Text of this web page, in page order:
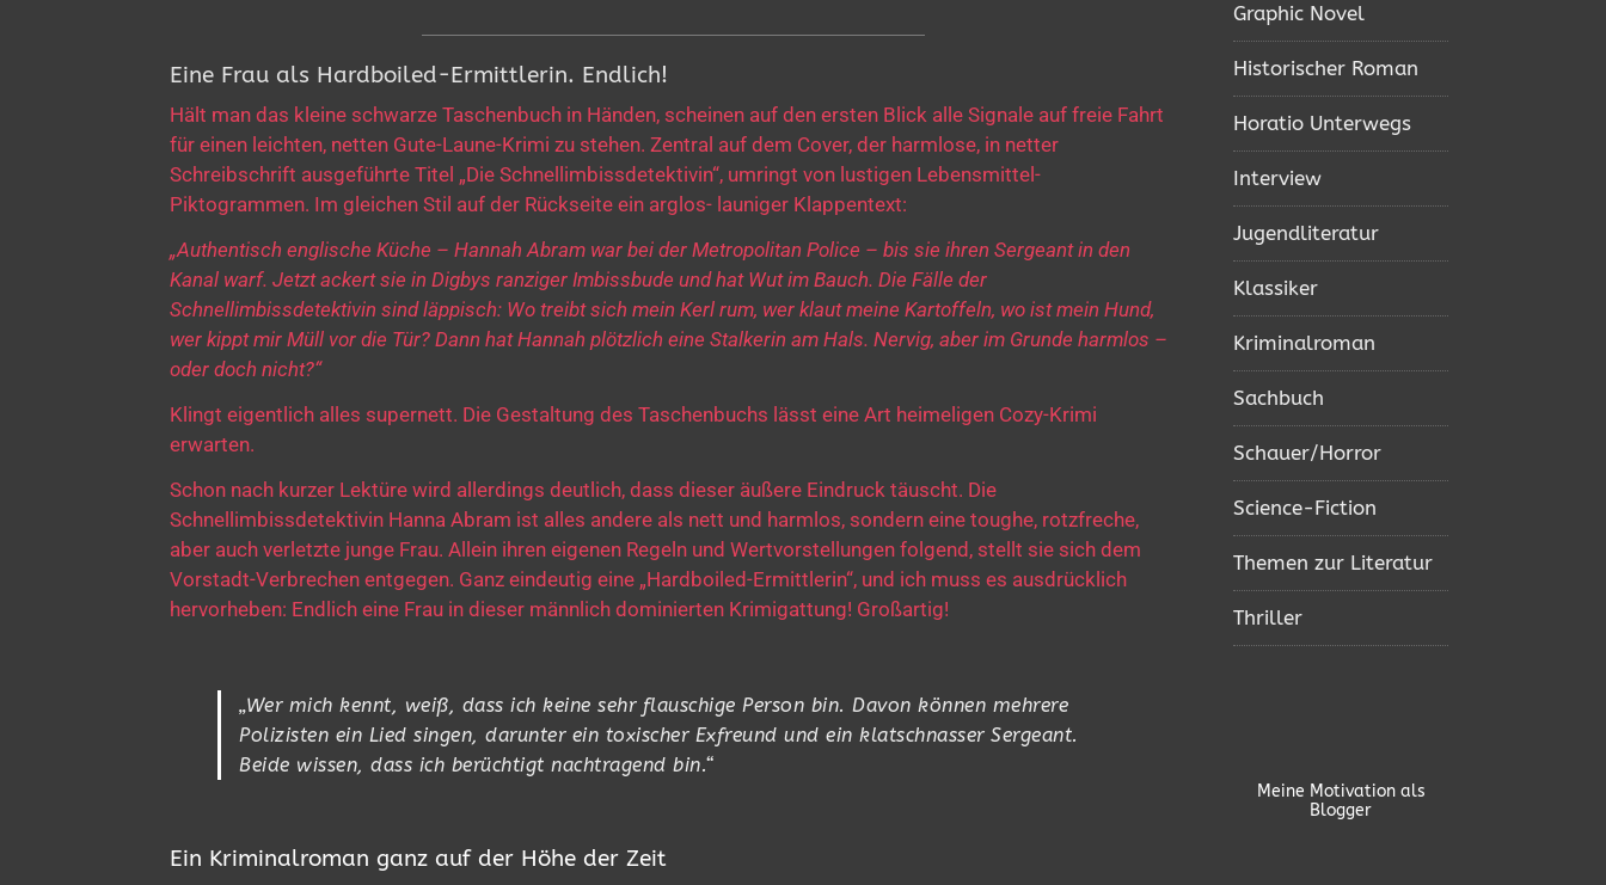
Eine Frau als Hardboiled-Ermittlerin. Endlich!
Hält man das kleine schwarze Taschenbuch in Händen, scheinen auf den ersten Blick alle Signale auf freie Fahrt
für einen leichten, netten Gute-Laune-Krimi zu stehen. Zentral auf dem Cover, der harmlose, in netter
Schreibschrift ausgeführte Titel „Die Schnellimbissdetektivin“, umringt von lustigen Lebensmittel-
Piktogrammen. Im gleichen Stil auf der Rückseite ein arglos- launiger Klappentext:
„Authentisch englische Küche – Hannah Abram war bei der Metropolitan Police – bis sie ihren Sergeant in den
Kanal warf. Jetzt ackert sie in Digbys ranziger Imbissbude und hat Wut im Bauch. Die Fälle der
Schnellimbissdetektivin sind läppisch: Wo treibt sich mein Kerl rum, wer klaut meine Kartoffeln, wo ist mein Hund,
wer kippt mir Müll vor die Tür? Dann hat Hannah plötzlich eine Stalkerin am Hals. Nervig, aber im Grunde harmlos –
oder doch nicht?“
Klingt eigentlich alles supernett. Die Gestaltung des Taschenbuchs lässt eine Art heimeligen Cozy-Krimi
erwarten.
Schon nach kurzer Lektüre wird allerdings deutlich, dass dieser äußere Eindruck täuscht. Die
Schnellimbissdetektivin Hanna Abram ist alles andere als nett und harmlos, sondern eine toughe, rotzfreche,
aber auch verletzte junge Frau. Allein ihren eigenen Regeln und Wertvorstellungen folgend, stellt sie sich dem
Vorstadt-Verbrechen entgegen. Ganz eindeutig eine „Hardboiled-Ermittlerin“, und ich muss es ausdrücklich
hervorheben: Endlich eine Frau in dieser männlich dominierten Krimigattung! Großartig!
„Wer mich kennt, weiß, dass ich keine sehr flauschige Person bin. Davon können mehrere
Polizisten ein Lied singen, darunter ein toxischer Exfreund und ein klatschnasser Sergeant.
Beide wissen, dass ich berüchtigt nachtragend bin.“
Ein Kriminalroman ganz auf der Höhe der Zeit
Graphic Novel
Historischer Roman
Horatio Unterwegs
Interview
Jugendliteratur
Klassiker
Kriminalroman
Sachbuch
Schauer/Horror
Science-Fiction
Themen zur Literatur
Thriller
Meine Motivation als
Blogger